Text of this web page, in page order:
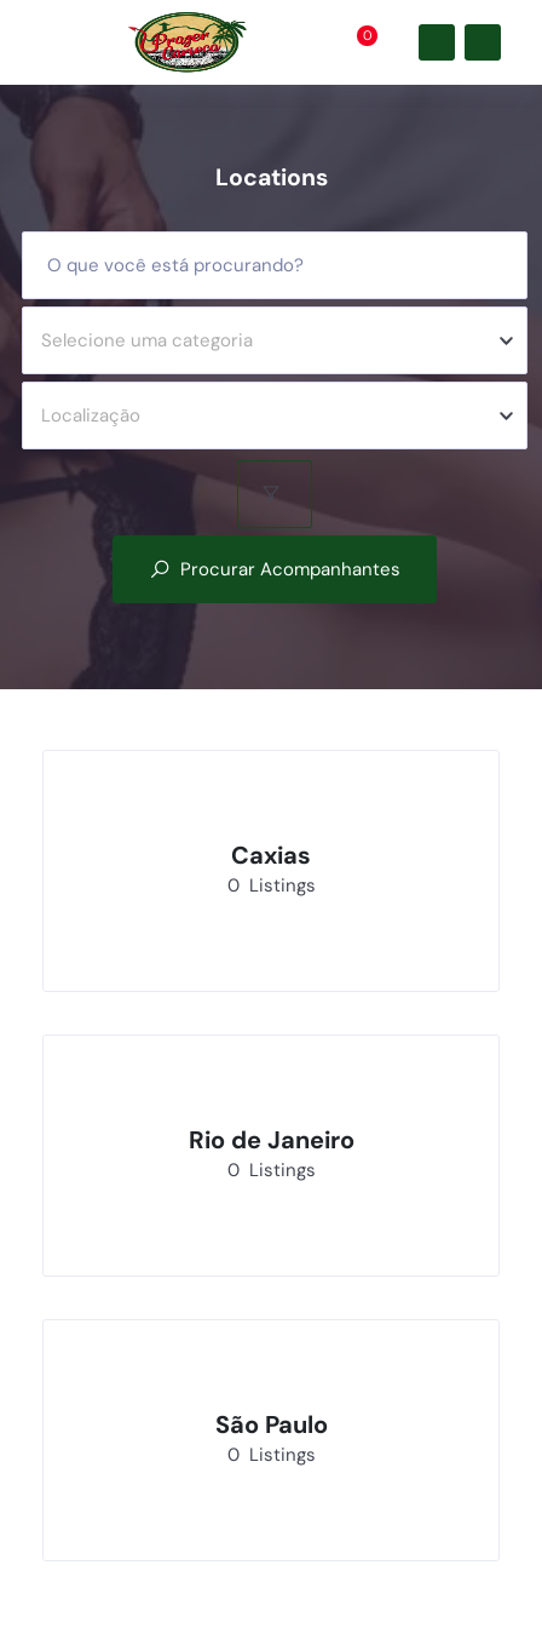
0
Locations
Selecione uma categoria
Localização
Procurar Acompanhantes
Caxias
0 Listings
Rio de Janeiro
0 Listings
São Paulo
0 Listings